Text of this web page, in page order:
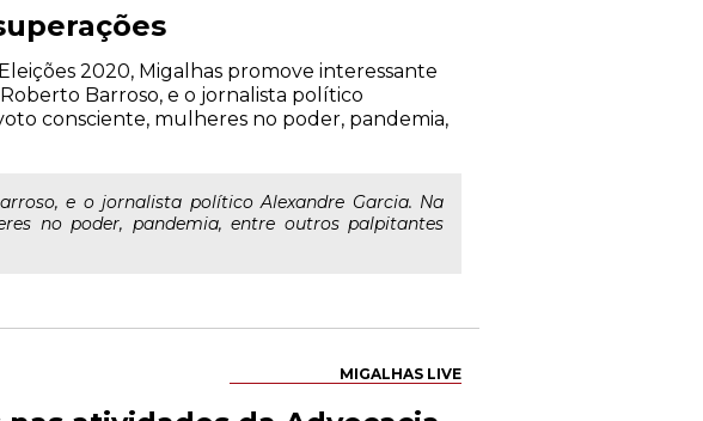
2020, Migalhas promove interessante
Barroso, e o jornalista político
consciente, mulheres no poder, pandemia,
e o jornalista político Alexandre Garcia. Na
no poder, pandemia, entre outros palpitantes
MIGALHAS LIVE